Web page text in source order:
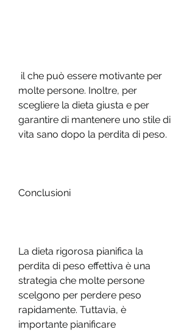
molte persone. Inoltre, per
scegliere la dieta giusta e per
garantire di mantenere uno stile di
vita sano dopo la perdita di peso.
Conclusioni
La dieta rigorosa pianifica la
perdita di peso effettiva è una
strategia che molte persone
scelgono per perdere peso
rapidamente. Tuttavia, è
importante pianificare